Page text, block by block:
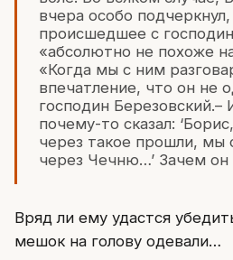
вчера особо
происшедшее с
«абсолютно не похоже
«Когда мы с ним
впечатление, что он не
господин
почему-то сказал:
через такое прошли, мы
через Чечню…’ Зачем он
Вряд ли ему удастся
мешок на голову одевали…